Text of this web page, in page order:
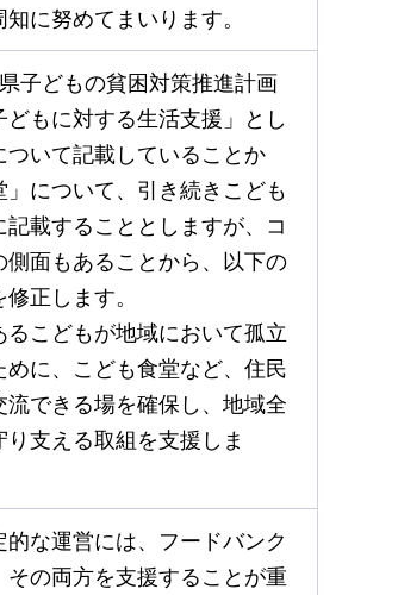
に努めてまいります。
子どもの貧困対策推進計画
もに対する生活支援」とし
ついて記載していることか
」について、引き続きこども
載することとしますが、コ
側面もあることから、以下の
正します。
るこどもが地域において孤立
めに、こども食堂など、住民
流できる場を確保し、地域全
支える取組を支援しま
的な運営には、フードバンク
その両方を支援することが重